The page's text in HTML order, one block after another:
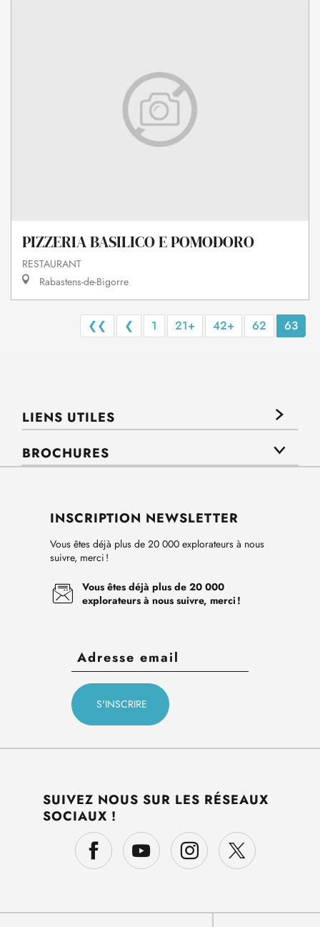
PIZZERIA BASILICO E POMODORO
RESTAURANT
Rabastens-de-Bigorre
❮❮ ❮ 1 21+ 42+ 62 63
LIENS UTILES
BROCHURES
INSCRIPTION NEWSLETTER
Vous êtes déjà plus de 20 000 explorateurs à nous
suivre, merci !
Vous êtes déjà plus de 20 000
explorateurs à nous suivre, merci !
SUIVEZ NOUS SUR LES RÉSEAUX
SOCIAUX !